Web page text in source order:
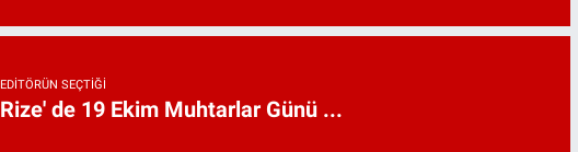
EDITÖRÜN SEÇTIĞI
Rize' de 19 Ekim Muhtarlar Günü ...